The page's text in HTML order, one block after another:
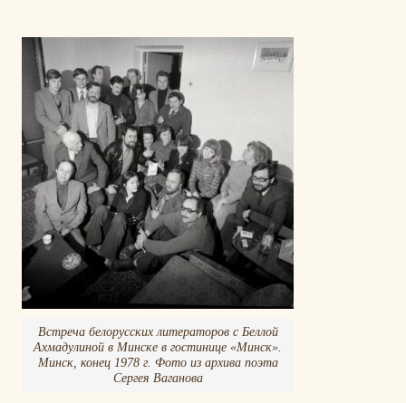
Встреча белорусских литераторов с Беллой
Ахмадулиной в Минске в гостинице «Минск».
Минск, конец 1978 г. Фото из архива поэта
Сергея Ваганова